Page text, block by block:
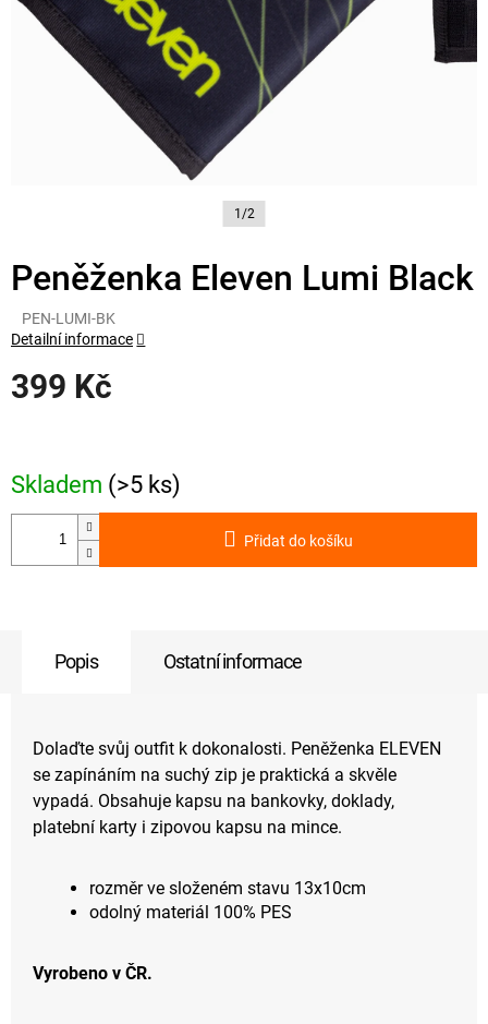
1/2
Peněženka Eleven Lumi Black
PEN-LUMI-BK
399 Kč
Skladem (>5 ks)
Přidat do košíku
Detailní informace
Popis Ostatní informace
Dolaďte svůj outfit k dokonalosti. Peněženka ELEVEN
se zapínáním na suchý zip je praktická a skvěle
vypadá. Obsahuje kapsu na bankovky, doklady,
platební karty i zipovou kapsu na mince.
rozměr ve složeném stavu 13x10cm
odolný materiál 100% PES
Vyrobeno v ČR.